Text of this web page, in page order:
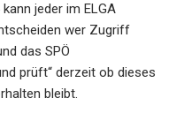
jeder im ELGA
wer Zugriff
das SPÖ
prüft“ derzeit ob dieses
bleibt.